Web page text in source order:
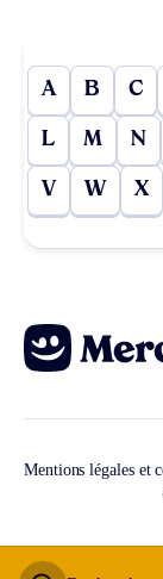
A B C
L M N
V W X
Mentions légales et